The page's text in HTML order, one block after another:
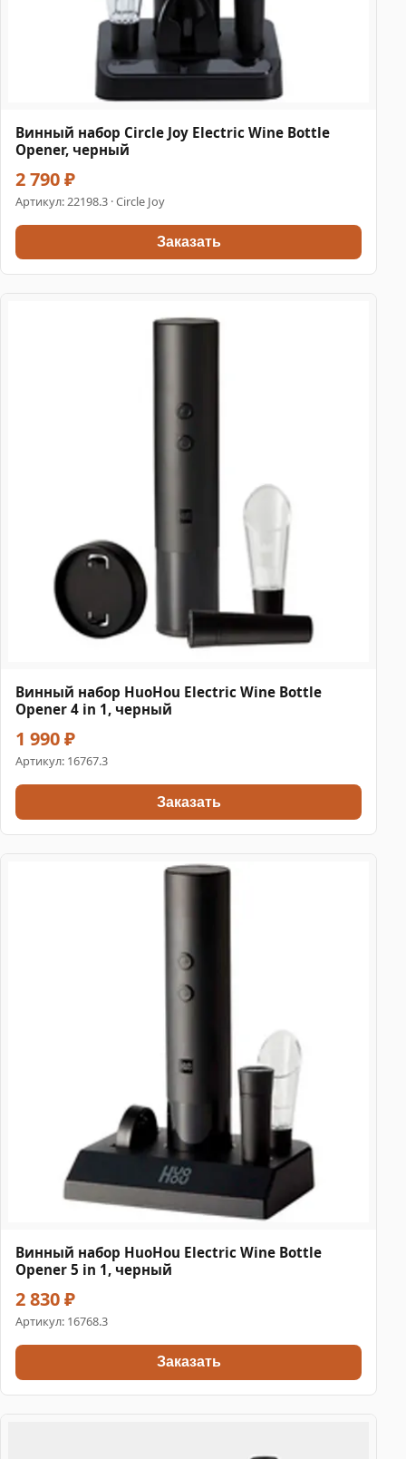
Винный набор Circle Joy Electric Wine Bottle
Opener, черный
2 790 ₽
Артикул: 22198.3 · Circle Joy
Заказать
Винный набор HuoHou Electric Wine Bottle
Opener 4 in 1, черный
1 990 ₽
Артикул: 16767.3
Заказать
Винный набор HuoHou Electric Wine Bottle
Opener 5 in 1, черный
2 830 ₽
Артикул: 16768.3
Заказать